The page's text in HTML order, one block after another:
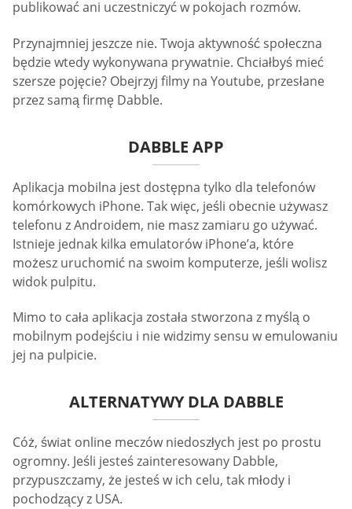
publikować ani uczestniczyć w pokojach rozmów.
Przynajmniej jeszcze nie. Twoja aktywność społeczna
będzie wtedy wykonywana prywatnie. Chciałbyś mieć
szersze pojęcie? Obejrzyj filmy na Youtube, przesłane
przez samą firmę Dabble.
DABBLE APP
Aplikacja mobilna jest dostępna tylko dla telefonów
komórkowych iPhone. Tak więc, jeśli obecnie używasz
telefonu z Androidem, nie masz zamiaru go używać.
Istnieje jednak kilka emulatorów iPhone’a, które
możesz uruchomić na swoim komputerze, jeśli wolisz
widok pulpitu.
Mimo to cała aplikacja została stworzona z myślą o
mobilnym podejściu i nie widzimy sensu w emulowaniu
jej na pulpicie.
ALTERNATYWY DLA DABBLE
Cóż, świat online meczów niedoszłych jest po prostu
ogromny. Jeśli jesteś zainteresowany Dabble,
przypuszczamy, że jesteś w ich celu, tak młody i
pochodzący z USA.